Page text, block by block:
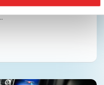
werknemers en 9.000